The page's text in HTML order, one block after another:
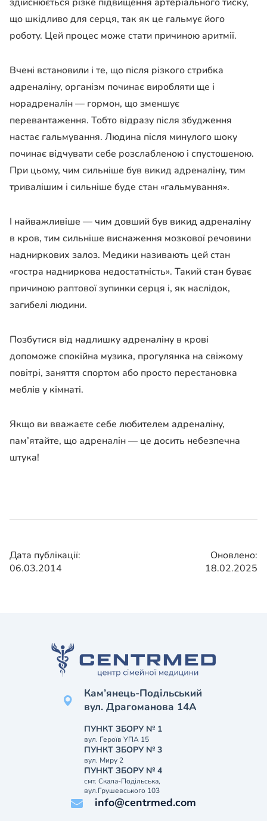
що шкідливо для серця, так як це гальмує його
роботу. Цей процес може стати причиною аритмії.
Вчені встановили і те, що після різкого стрибка
адреналіну, організм починає виробляти ще і
норадреналін — гормон, що зменшує
перевантаження. Тобто відразу після збудження
настає гальмування. Людина після минулого шоку
починає відчувати себе розслабленою і спустошеною.
При цьому, чим сильніше був викид адреналіну, тим
тривалішим і сильніше буде стан «гальмування».
І найважливіше — чим довший був викид адреналіну
в кров, тим сильніше виснаження мозкової речовини
надниркових залоз. Медики називають цей стан
«гостра надниркова недостатність». Такий стан буває
причиною раптової зупинки серця і, як наслідок,
загибелі людини.
Позбутися від надлишку адреналіну в крові
допоможе спокійна музика, прогулянка на свіжому
повітрі, заняття спортом або просто перестановка
меблів у кімнаті.
Якщо ви вважаєте себе любителем адреналіну,
пам’ятайте, що адреналін — це досить небезпечна
штука!
Дата публікації:
06.03.2014
Оновлено:
18.02.2025
Кам’янець-Подільський
вул. Драгоманова 14А
ПУНКТ ЗБОРУ № 1
вул. Героїв УПА 15
ПУНКТ ЗБОРУ № 3
вул. Миру 2
ПУНКТ ЗБОРУ № 4
смт. Скала-Подільська,
вул.Грушевського 103
info@centrmed.com